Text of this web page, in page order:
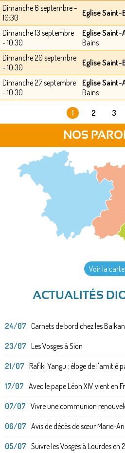
Dimanche 6 septembre -
10:30
Eglise Saint-
Dimanche 13 septembre
- 10:30
Eglise Saint-
Bains
Dimanche 20 septembre
- 10:30
Eglise Saint-
Dimanche 27 septembre
- 10:30
Eglise Saint-
Bains
1 2 3
NOS
Voir la carte
ACTUALITÉS
24/07 Carnets de bord chez les
23/07 Les Vosges à Sion
21/07 Rafiki Yangu : éloge de l'amitié
17/07 Avec le pape Léon XIV vient en
07/07 Vivre une communion
06/07 Avis de décès de sœur Marie-
05/07 Suivre les Vosges à Lourdes en